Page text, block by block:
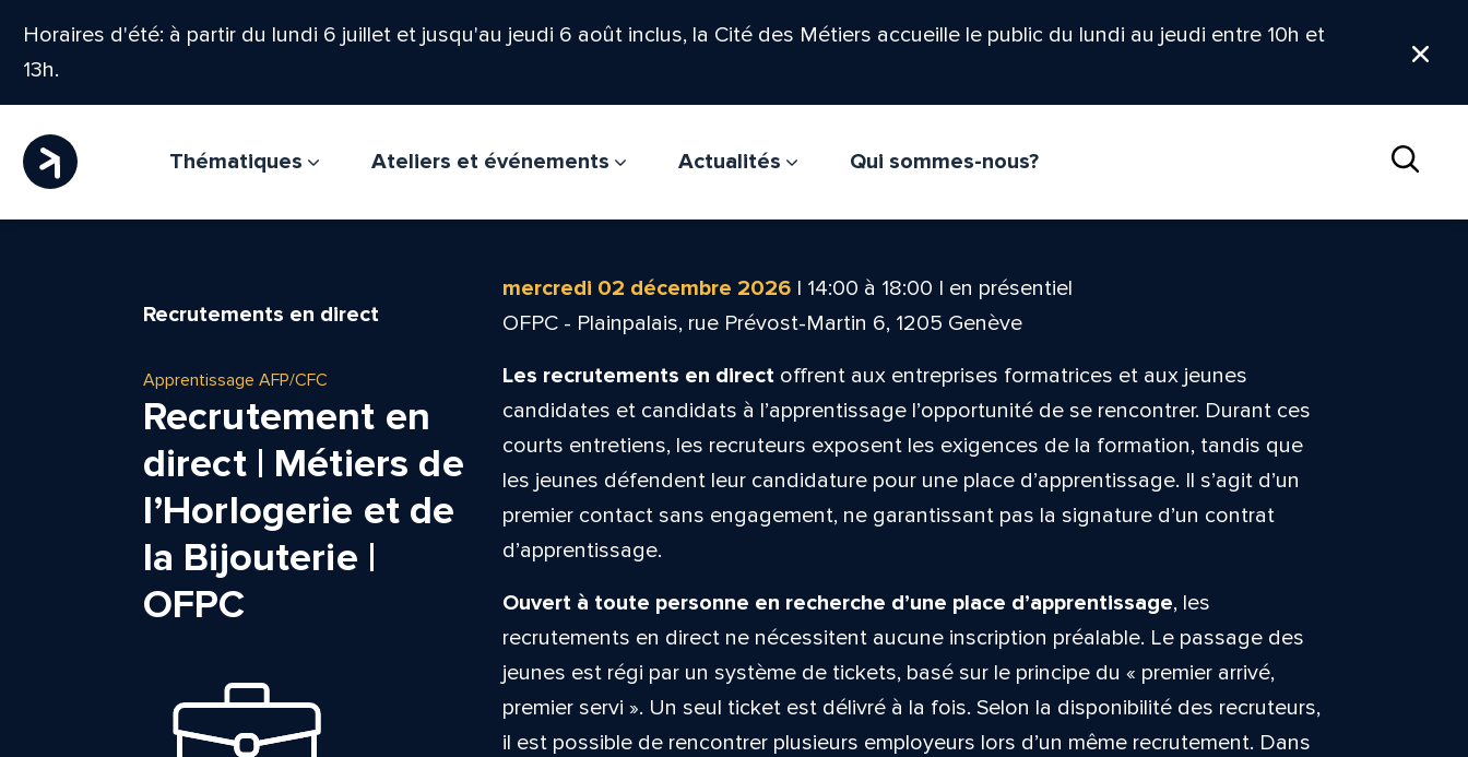
Horaires d'été: à partir du lundi 6 juillet et jusqu'au jeudi 6 août inclus, la Cité des Métiers accueille le public du lundi au jeudi entre 10h et
13h.
Thématiques Ateliers et événements Actualités
Qui sommes-nous?
Recrutements en direct
Apprentissage AFP/CFC
Recrutement en
direct | Métiers de
l’Horlogerie et de
la Bijouterie |
OFPC
mercredi 02 décembre 2026| 14:00 à 18:00 | en présentiel
OFPC - Plainpalais, rue Prévost-Martin 6, 1205 Genève
Les recrutements en directoffrent aux entreprises formatrices et aux jeunes
candidates et candidats à l’apprentissage l’opportunité de se rencontrer. Durant ces
courts entretiens, les recruteurs exposent les exigences de la formation, tandis que
les jeunes défendent leur candidature pour une place d’apprentissage. Il s’agit d’un
premier contact sans engagement, ne garantissant pas la signature d’un contrat
d’apprentissage.
Ouvert à toute personne en recherche d’une place d’apprentissage, les
recrutements en direct ne nécessitent aucune inscription préalable. Le passage des
jeunes est régi par un système de tickets, basé sur le principe du « premier arrivé,
premier servi ». Un seul ticket est délivré à la fois. Selon la disponibilité des recruteurs,
il est possible de rencontrer plusieurs employeurs lors d’un même recrutement. Dans